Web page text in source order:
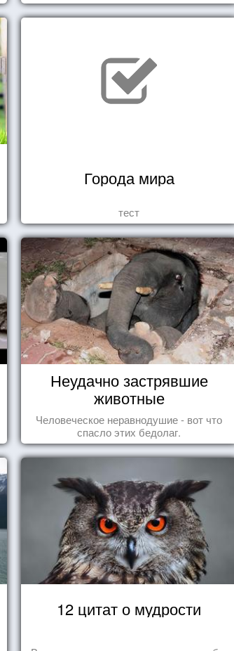
Города мира
тест
Неудачно застрявшие
животные
Человеческое неравнодушие - вот что
спасло этих бедолаг.
12 цитат о мудрости